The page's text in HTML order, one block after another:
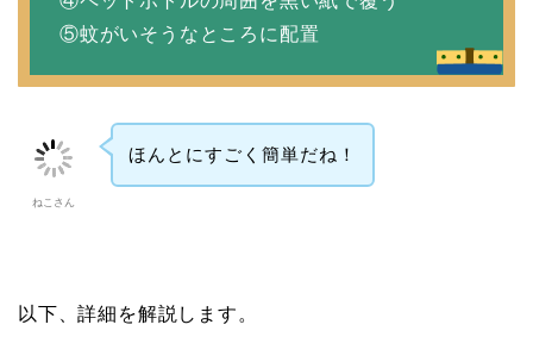
⑤蚊がいそうなところに配置
ねこさん
ほんとにすごく簡単だね！
以下、詳細を解説します。